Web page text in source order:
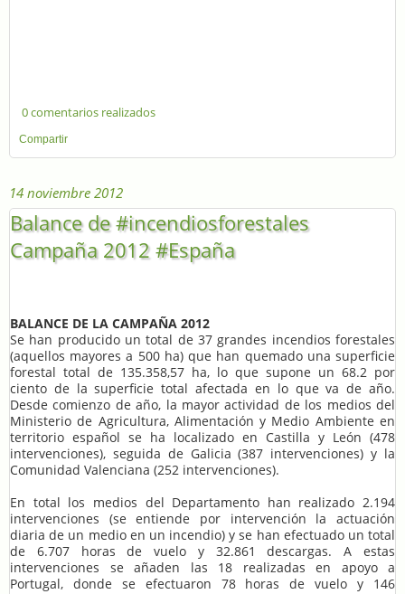
0 comentarios realizados
Compartir
14 noviembre 2012
Balance de #incendiosforestales
Campaña 2012 #España
BALANCE DE LA CAMPAÑA 2012
Se han producido un total de 37 grandes incendios forestales
(aquellos mayores a 500 ha) que han quemado una superficie
forestal total de 135.358,57 ha, lo que supone un 68.2 por
ciento de la superficie total afectada en lo que va de año.
Desde comienzo de año, la mayor actividad de los medios del
Ministerio de Agricultura, Alimentación y Medio Ambiente en
territorio español se ha localizado en Castilla y León (478
intervenciones), seguida de Galicia (387 intervenciones) y la
Comunidad Valenciana (252 intervenciones).
En total los medios del Departamento han realizado 2.194
intervenciones (se entiende por intervención la actuación
diaria de un medio en un incendio) y se han efectuado un total
de 6.707 horas de vuelo y 32.861 descargas. A estas
intervenciones se añaden las 18 realizadas en apoyo a
Portugal, donde se efectuaron 78 horas de vuelo y 146